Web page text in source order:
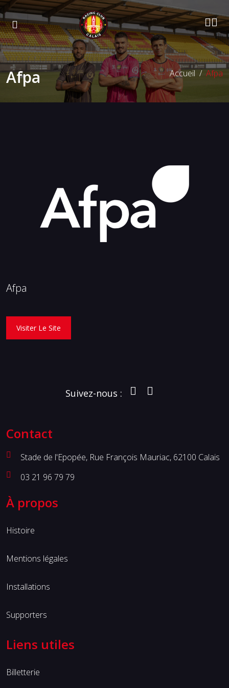
Afpa Accueil Afpa
Afpa
Visiter Le Site
Suivez-nous :
Contact
Stade de l'Epopée, Rue François Mauriac, 62100 Calais
03 21 96 79 79
À propos
Histoire
Mentions légales
Installations
Supporters
Liens utiles
Billetterie